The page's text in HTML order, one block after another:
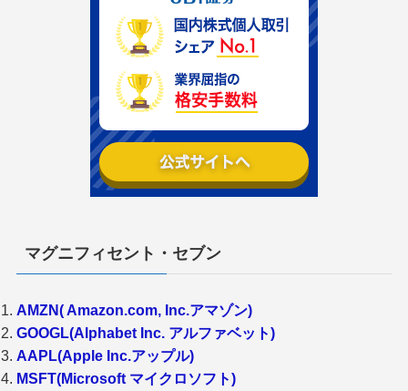
マグニフィセント・セブン
AMZN( Amazon.com, Inc.アマゾン)
GOOGL(Alphabet Inc. アルファベット)
AAPL(Apple Inc.アップル)
MSFT(Microsoft マイクロソフト)